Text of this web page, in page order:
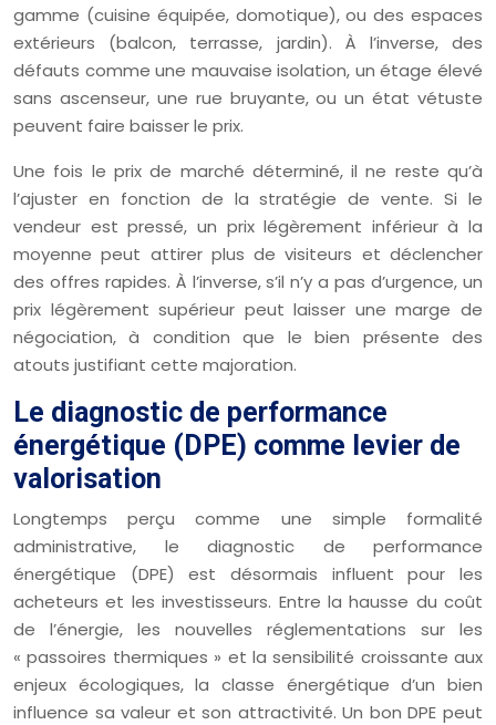
gamme (cuisine équipée, domotique), ou des espaces
extérieurs (balcon, terrasse, jardin). À l’inverse, des
défauts comme une mauvaise isolation, un étage élevé
sans ascenseur, une rue bruyante, ou un état vétuste
peuvent faire baisser le prix.
Une fois le prix de marché déterminé, il ne reste qu’à
l’ajuster en fonction de la stratégie de vente. Si le
vendeur est pressé, un prix légèrement inférieur à la
moyenne peut attirer plus de visiteurs et déclencher
des offres rapides. À l’inverse, s’il n’y a pas d’urgence, un
prix légèrement supérieur peut laisser une marge de
négociation, à condition que le bien présente des
atouts justifiant cette majoration.
Le diagnostic de performance
énergétique (DPE) comme levier de
valorisation
Longtemps perçu comme une simple formalité
administrative, le diagnostic de performance
énergétique (DPE) est désormais influent pour les
acheteurs et les investisseurs. Entre la hausse du coût
de l’énergie, les nouvelles réglementations sur les
« passoires thermiques » et la sensibilité croissante aux
enjeux écologiques, la classe énergétique d’un bien
influence sa valeur et son attractivité. Un bon DPE peut